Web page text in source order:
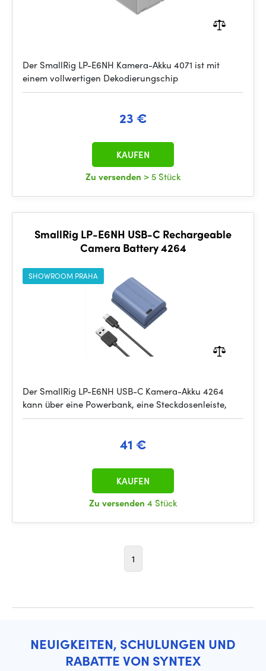
Der SmallRig LP-E6NH Kamera-Akku 4071 ist mit
einem vollwertigen Dekodierungschip
23 €
Zu versenden > 5 Stück
KAUFEN
SmallRig LP-E6NH USB-C Rechargeable
Camera Battery 4264
SHOWROOM PRAHA
Der SmallRig LP-E6NH USB-C Kamera-Akku 4264
kann über eine Powerbank, eine Steckdosenleiste,
41 €
Zu versenden 4 Stück
KAUFEN
1
NEUIGKEITEN, SCHULUNGEN UND
RABATTE VON SYNTEX